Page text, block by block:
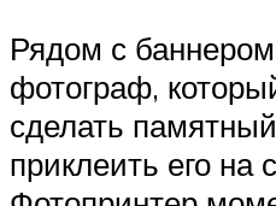
Рядом с баннером
фотограф,
сделать
приклеить его на